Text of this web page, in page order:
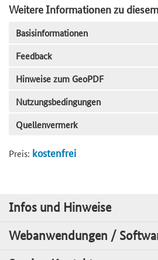
Weitere Informationen zu
Basisinformationen
Feedback
Hinweise zum GeoPDF
Nutzungsbedingungen
Quellenvermerk
Preis: kostenfrei
Infos und Hinweise
Webanwendungen /